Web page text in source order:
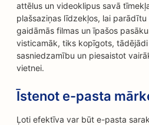
attēlus un videoklipus savā
plašsaziņas līdzekļos, lai
gaidāmās filmas un īpašos
visticamāk, tiks kopīgots, tādējādi
sasniedzamību un piesaistot
vietnei.
Īstenot e-pasta
Ļoti efektīva var būt e-pasta